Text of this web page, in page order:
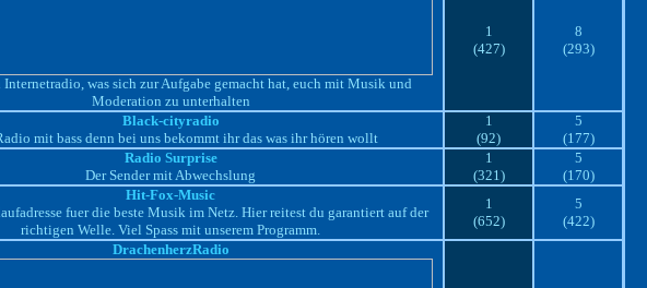
was sich zur Aufgabe gemacht hat, euch mit Musik und
Moderation zu unterhalten
1
(427)
8
(293)
Black-cityradio
mit bass denn bei uns bekommt ihr das was ihr hören wollt
1
(92)
5
(177)
Radio Surprise
Der Sender mit Abwechslung
1
(321)
5
(170)
Hit-Fox-Music
fuer die beste Musik im Netz. Hier reitest du garantiert auf der
richtigen Welle. Viel Spass mit unserem Programm.
1
(652)
5
(422)
DrachenherzRadio